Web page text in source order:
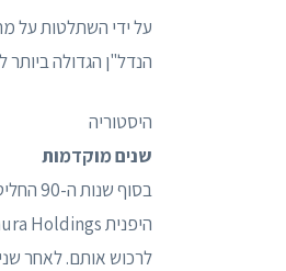
הנדל"ן הגדולה ביותר
היסטוריה
שנים מוקדמות
בסוף